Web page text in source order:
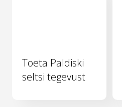
Toeta Paldiski
seltsi tegevust